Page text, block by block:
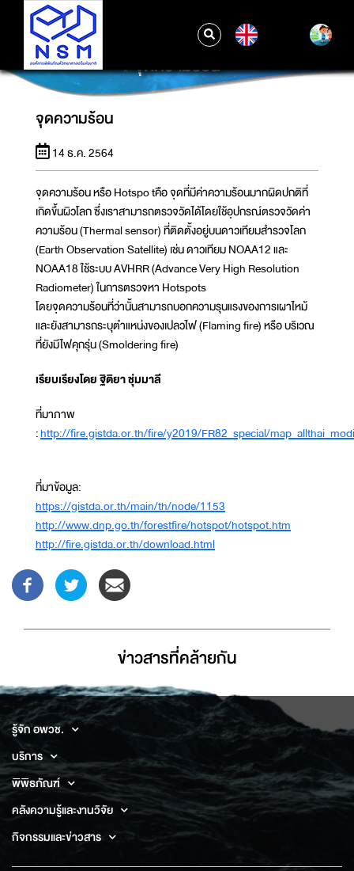
จุดความร้อน
จุดความร้อน
14 ธ.ค. 2564
จุดความร้อน หรือ Hotspo tคือ จุดที่มีค่าความร้อนมากผิดปกติที่
เกิดขึ้นผิวโลก ซึ่งเราสามารถตรวจวัดได้โดยใช้อุปกรณ์ตรวจวัดค่า
ความร้อน (Thermal sensor) ที่ติดตั้งอยู่บนดาวเทียมสำรวจโลก
(Earth Observation Satellite) เช่น ดาวเทียม NOAA12 และ
NOAA18 ใช้ระบบ AVHRR (Advance Very High Resolution
Radiometer) ในการตรวจหา Hotspots
โดยจุดความร้อนที่ว่านั้นสามารถบอกความรุนแรงของการเผาไหม้
และยังสามารถระบุตำแหน่งของเปลวไฟ (Flaming fire) หรือ บริเวณ
ที่ยังมีไฟคุกรุ่น (Smoldering fire)
เรียบเรียงโดย ฐิติยา ชุ่มมาลี
ที่มาภาพ
:http://fire.gistda.or.th/fire/y2019/FR82_special/
ที่มาข้อมูล:
https://gistda.or.th/main/th/node/1153
http://www.dnp.go.th/forestfire/hotspot/hotspot.htm
http://fire.gistda.or.th/download.html
ข่าวสารที่่คล้ายกัน
รู้จัก อพวช.
บริการ
พิพิธภัณฑ์
คลังความรู้และงานวิจัย
กิจกรรมและข่าวสาร